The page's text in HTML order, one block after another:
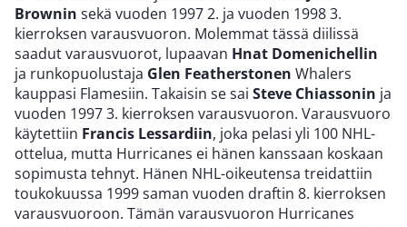
Brownin sekä vuoden 1997 2. ja vuoden 1998 3.
kierroksen varausvuoron. Molemmat tässä diilissä
saadut varausvuorot, lupaavan Hnat Domenichellin
ja runkopuolustaja Glen Featherstonen Whalers
kauppasi Flamesiin. Takaisin se sai Steve Chiassonin ja
vuoden 1997 3. kierroksen varausvuoron. Varausvuoro
käytettiin Francis Lessardiin, joka pelasi yli 100 NHL-
ottelua, mutta Hurricanes ei hänen kanssaan koskaan
sopimusta tehnyt. Hänen NHL-oikeutensa treidattiin
toukokuussa 1999 saman vuoden draftin 8. kierroksen
varausvuoroon. Tämän varausvuoron Hurricanes